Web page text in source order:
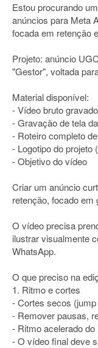
Estou procurando
anúncios para Meta
focada em retenção
Projeto: anúncio
"Gestor", voltada
Material disponível:
- Vídeo bruto
- Gravação de tela
- Roteiro completo
- Logotipo do projeto
- Objetivo do vídeo
Criar um anúncio
retenção, focado em
O vídeo precisa
ilustrar visualmente
WhatsApp.
O que preciso na
1. Ritmo e cortes
- Cortes secos
- Remover pausas,
- Ritmo acelerado
- O vídeo final deve